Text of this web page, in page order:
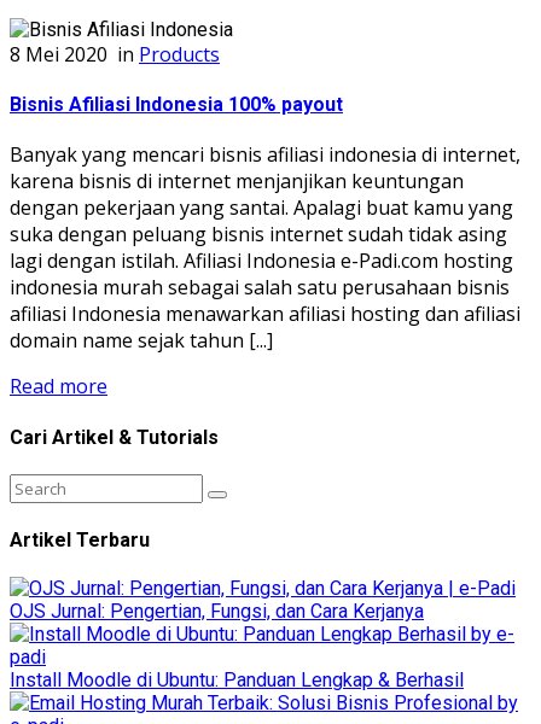
8 Mei 2020 in Products
Bisnis Afiliasi Indonesia 100% payout
Banyak yang mencari bisnis afiliasi indonesia di internet,
karena bisnis di internet menjanjikan keuntungan
dengan pekerjaan yang santai. Apalagi buat kamu yang
suka dengan peluang bisnis internet sudah tidak asing
lagi dengan istilah. Afiliasi Indonesia e-Padi.com hosting
indonesia murah sebagai salah satu perusahaan bisnis
afiliasi Indonesia menawarkan afiliasi hosting dan afiliasi
domain name sejak tahun [...]
Read more
Cari Artikel & Tutorials
Artikel Terbaru
OJS Jurnal: Pengertian, Fungsi, dan Cara Kerjanya
Install Moodle di Ubuntu: Panduan Lengkap & Berhasil